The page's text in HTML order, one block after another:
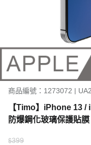
商品編號：1273072 |
【Timo】iPhone 13
防爆鋼化玻璃保護貼膜
$399